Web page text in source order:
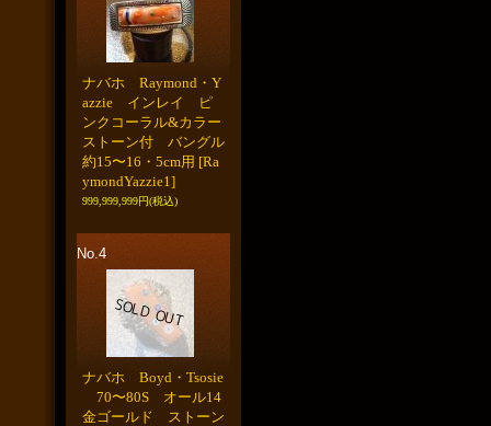
ナバホ Raymond・Y
azzie インレイ ピ
ンクコーラル&カラー
ストーン付 バングル
約15〜16・5cm用 [Ra
ymondYazzie1]
999,999,999円(税込)
No.4
ナバホ Boyd・Tsosie
70〜80S オール14
金ゴールド ストーン